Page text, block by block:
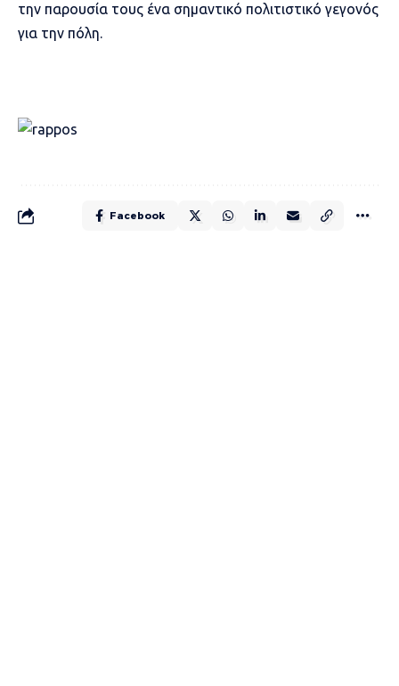
την παρουσία τους ένα σημαντικό πολιτιστικό γεγονός
για την πόλη.
Facebook